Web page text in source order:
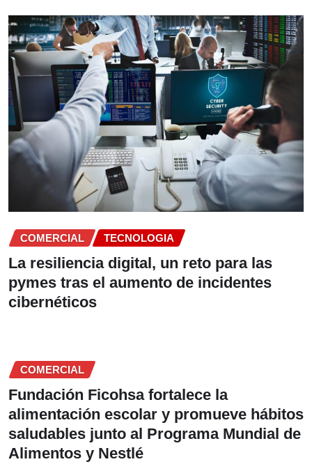
COMERCIAL TECNOLOGIA
La resiliencia digital, un reto para las
pymes tras el aumento de incidentes
cibernéticos
COMERCIAL
Fundación Ficohsa fortalece la
alimentación escolar y promueve hábitos
saludables junto al Programa Mundial de
Alimentos y Nestlé